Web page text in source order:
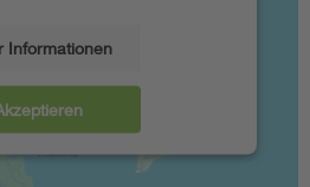
Informationen